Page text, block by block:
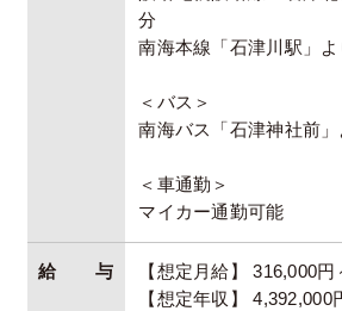
分
南海本線「石津川駅」
＜バス＞
南海バス「石津神社前
＜車通勤＞
マイカー通勤可能
給与
【想定月給】 316,000円
【想定年収】 4,392,000